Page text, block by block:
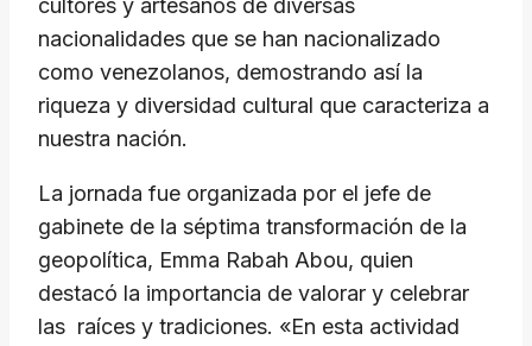
cultores y artesanos de diversas
nacionalidades que se han nacionalizado
como venezolanos, demostrando así la
riqueza y diversidad cultural que caracteriza a
nuestra nación.
La jornada fue organizada por el jefe de
gabinete de la séptima transformación de la
geopolítica, Emma Rabah Abou, quien
destacó la importancia de valorar y celebrar
las raíces y tradiciones. «En esta actividad